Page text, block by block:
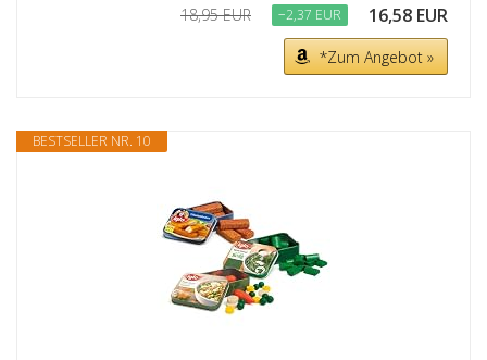
18,95 EUR −2,37 EUR 16,58 EUR
*Zum Angebot »
BESTSELLER NR. 10